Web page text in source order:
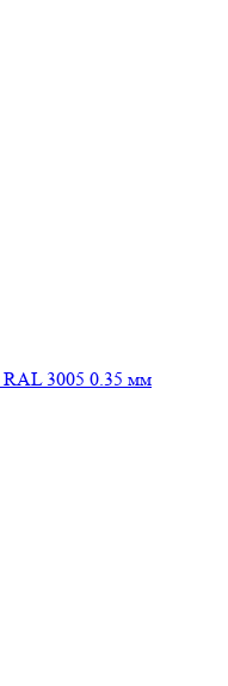
RAL 3005 0.35 мм